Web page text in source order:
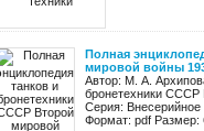
Полная
мировой войны
Автор: М. А.
бронетехники СССР
Серия: Внесерийное
Формат: pdf Размер: